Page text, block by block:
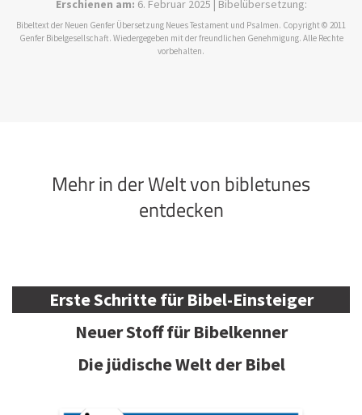
Erschienen am: 6. Februar 2025 | Bibelübersetzung:
Bibeltext der Neuen Genfer Übersetzung Neues Testament und Psalmen. Copyright © 2011
Genfer Bibelgesellschaft. Wiedergegeben mit der freundlichen Genehmigung. Alle Rechte
vorbehalten.
Mehr in der Welt von bibletunes
entdecken
Erste Schritte für Bibel-Einsteiger
Neuer Stoff für Bibelkenner
Die jüdische Welt der Bibel